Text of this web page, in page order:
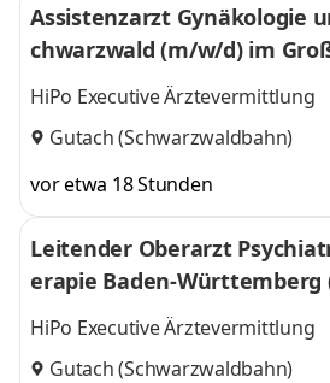
Assistenzarzt Gynäkologie
chwarzwald (m/w/d) im
ald
HiPo Executive Ärztevermittlung
Gutach (Schwarzwaldbahn)
vor etwa 18 Stunden
Leitender Oberarzt
erapie Baden-Württemberg (m/w/
misches Lehrkrankenhaus
HiPo Executive Ärztevermittlung
Gutach (Schwarzwaldbahn)